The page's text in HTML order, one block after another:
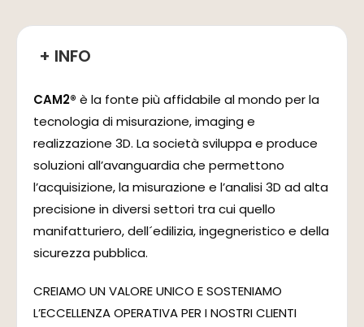
+ INFO
CAM2® è la fonte più affidabile al mondo per la
tecnologia di misurazione, imaging e
realizzazione 3D. La società sviluppa e produce
soluzioni all’avanguardia che permettono
l’acquisizione, la misurazione e l’analisi 3D ad alta
precisione in diversi settori tra cui quello
manifatturiero, dell´edilizia, ingegneristico e della
sicurezza pubblica.
CREIAMO UN VALORE UNICO E SOSTENIAMO
L’ECCELLENZA OPERATIVA PER I NOSTRI CLIENTI